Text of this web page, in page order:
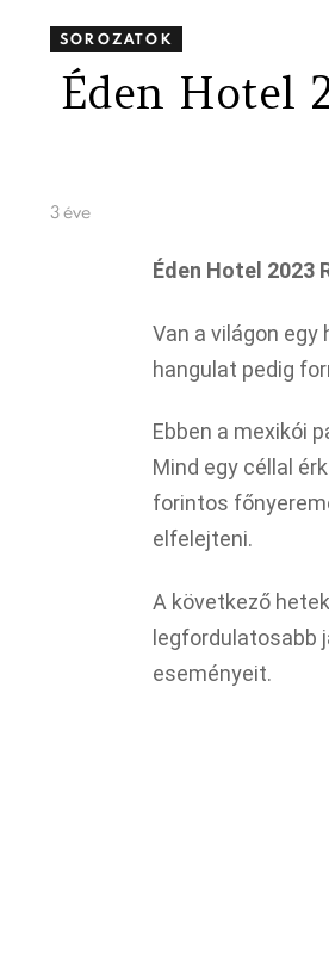
SOROZATOK
Éden Hotel
3 éve
Éden Hotel 2023
Van a világon egy
hangulat pedig
Ebben a mexikói
Mind egy céllal
forintos
elfelejteni.
A következő
legfordulatosabb
eseményeit.